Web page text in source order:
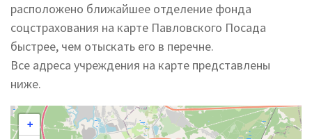
расположено ближайшее отделение фонда
соцстрахования на карте Павловского Посада
быстрее, чем отыскать его в перечне.
Все адреса учреждения на карте представлены
ниже.
+